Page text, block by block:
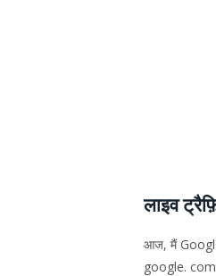
लाइव
आज, मैं Google
google. com